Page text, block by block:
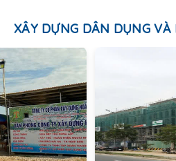
XÂY DỰNG DÂN DỤNG